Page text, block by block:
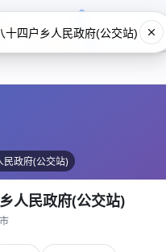
民政府(公交站)
人民政府(公交站)
八